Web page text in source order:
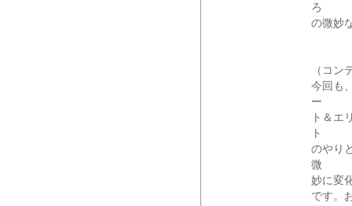
ろ
の微妙
（コン
今回も
ー
ト＆エ
ト
のやり
微
妙に変
です。